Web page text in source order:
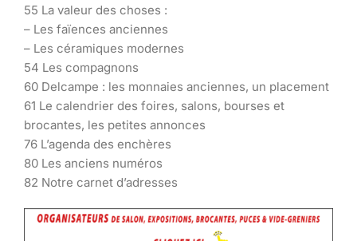
55 La valeur des choses :
– Les faïences anciennes
– Les céramiques modernes
54 Les compagnons
60 Delcampe : les monnaies anciennes, un placement
61 Le calendrier des foires, salons, bourses et
brocantes, les petites annonces
76 L’agenda des enchères
80 Les anciens numéros
82 Notre carnet d’adresses